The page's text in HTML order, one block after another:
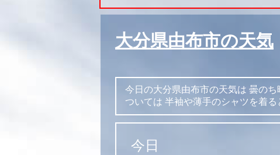
大分県由布市の天気
今日の大分県由布市の天気は 曇のち
ついては 半袖や薄手のシャツを着る
今日